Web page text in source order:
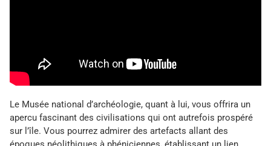
Le Musée national d’archéologie, quant à lui, vous offrira un
apercu fascinant des civilisations qui ont autrefois prospéré
sur l’île. Vous pourrez admirer des artefacts allant des